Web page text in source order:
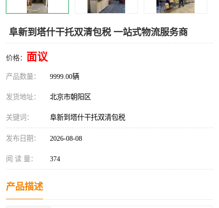
阜新到塔什干托双清包税 一站式物流服务商
价格： 面议
产品数量： 9999.00辆
发货地址： 北京市朝阳区
关键词： 阜新到塔什干托双清包税
发布日期： 2026-08-08
阅 读 量： 374
产品描述